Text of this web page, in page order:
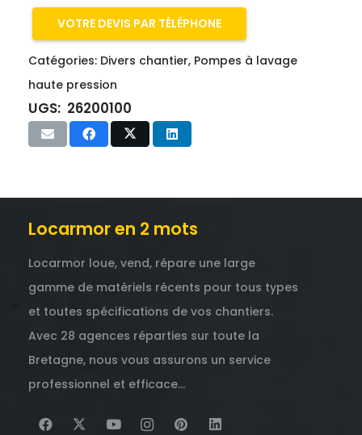
VOTRE DEVIS PAR TÉLÉPHONE
Catégories: Divers chantier, Pompes à lavage
haute pression
UGS: 26200100
Locarmor en 2 mots
Locarmor loue, vend, répare une large
gamme de matériels récents pour tous types
et toutes spécifications de vos chantiers.
Avec 28 agences réparties sur toute la
Bretagne, nous vous assurons un service
professionnel et efficace…